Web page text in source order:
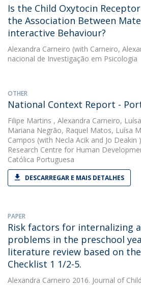
Is the Child Oxytocin
the Association Between
interactive Behaviour?
Alexandra Carneiro (with Carneiro,
nacional de Investigação em Psicologia
OTHER
National Context Report -
Filipe Martins , Alexandra Carneiro,
Mariana Negrão, Raquel Matos, Luísa
Campos (with Necla Acik and Jo Deakin
Research Centre for Human
Católica Portuguesa
DESCARREGAR E MAIS DETALHES
PAPER
Risk factors for internalizing
problems in the preschool
literature review based on
Checklist 1 1/2-5.
Alexandra Carneiro 2016. Journal of